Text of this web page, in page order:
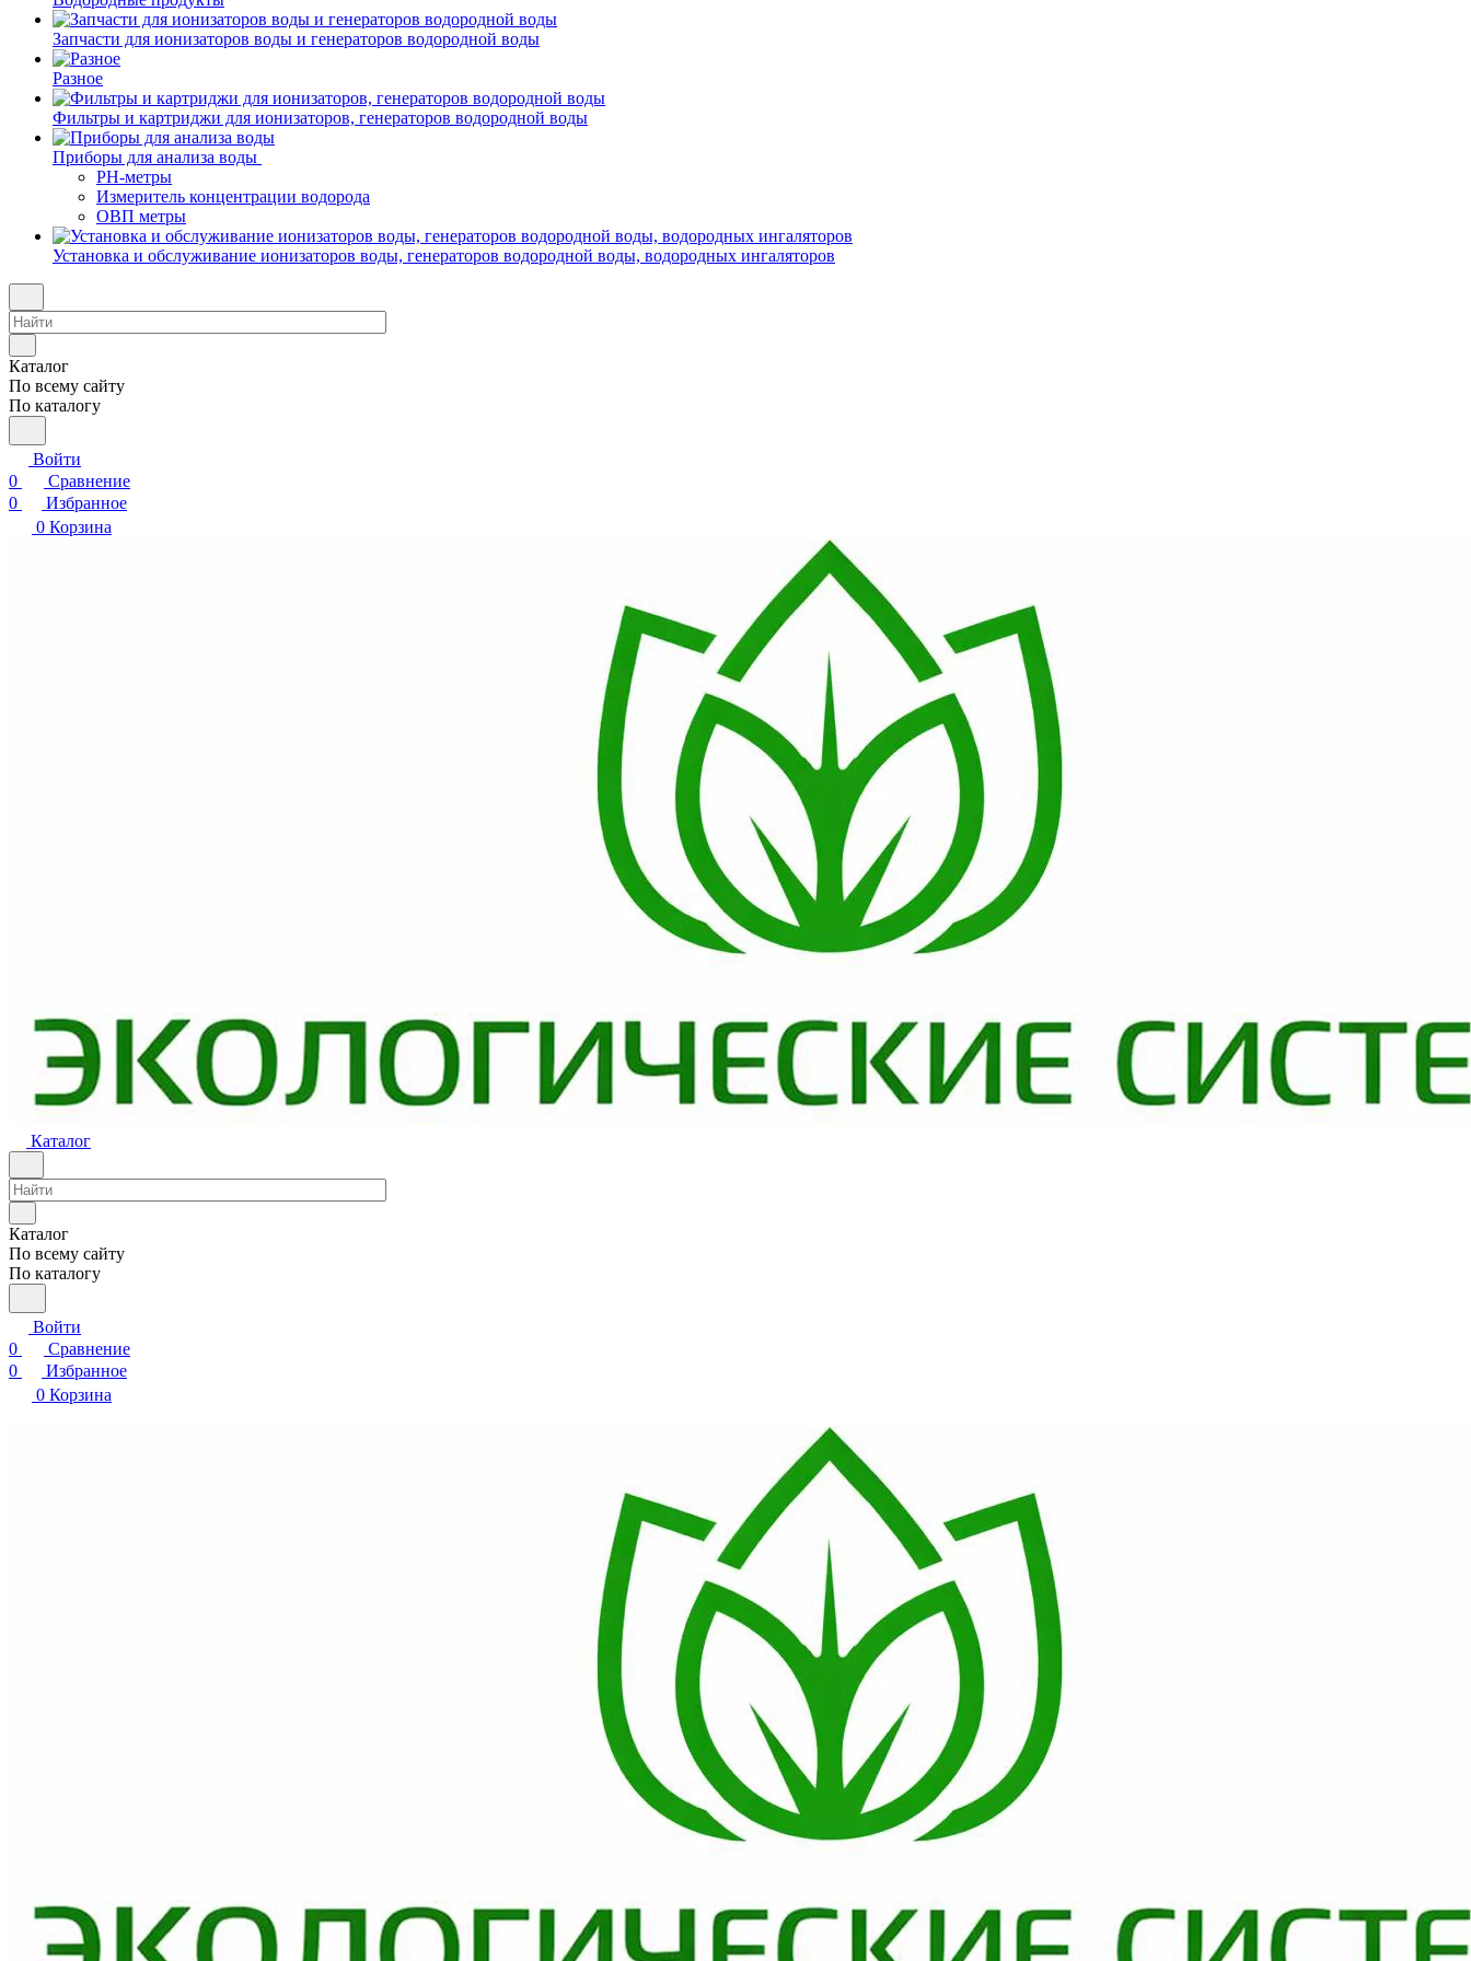
Запчасти для ионизаторов воды и генераторов водородной воды
Разное
Фильтры и картриджи для ионизаторов, генераторов водородной воды
Приборы для анализа воды
PH-метры
Измеритель концентрации водорода
ОВП метры
Установка и обслуживание ионизаторов воды, генераторов водородной воды, водородных ингаляторов
Каталог
По всему сайту
По каталогу
Войти
0
Сравнение
0
Избранное
0 Корзина
Каталог
Каталог
По всему сайту
По каталогу
Войти
0
Сравнение
0
Избранное
0 Корзина